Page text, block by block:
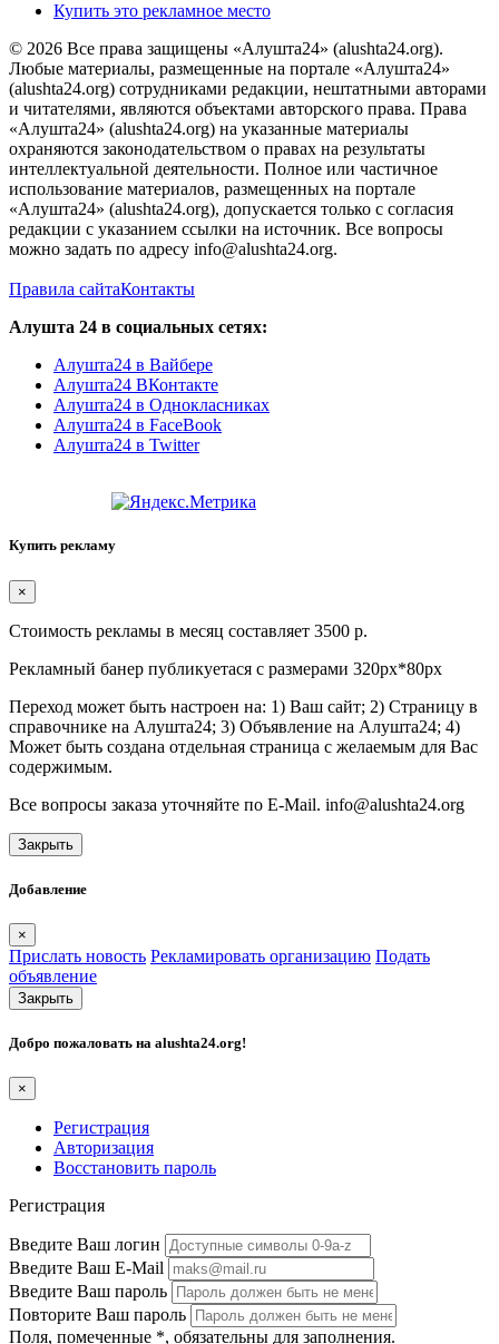
Купить это рекламное место
© 2026 Все права защищены «Алушта24» (alushta24.org).
Любые материалы, размещенные на портале «Алушта24»
(alushta24.org) сотрудниками редакции, нештатными авторами
и читателями, являются объектами авторского права. Права
«Алушта24» (alushta24.org) на указанные материалы
охраняются законодательством о правах на результаты
интеллектуальной деятельности. Полное или частичное
использование материалов, размещенных на портале
«Алушта24» (alushta24.org), допускается только с согласия
редакции с указанием ссылки на источник. Все вопросы
можно задать по адресу info@alushta24.org.
Правила сайтаКонтакты
Алушта 24 в социальных сетях:
Алушта24 в Вайбере
Алушта24 ВКонтакте
Алушта24 в Однокласниках
Алушта24 в FaceBook
Алушта24 в Twitter
Купить рекламу
×
Стоимость рекламы в месяц составляет 3500 р.
Рекламный банер публикуетася с размерами 320px*80px
Переход может быть настроен на: 1) Ваш сайт; 2) Страницу в
справочнике на Алушта24; 3) Объявление на Алушта24; 4)
Может быть создана отдельная страница с желаемым для Вас
содержимым.
Все вопросы заказа уточняйте по E-Mail. info@alushta24.org
Закрыть
Добавление
×
Прислать новость Рекламировать организацию Подать
объявление
Закрыть
Добро пожаловать на alushta24.org!
×
Регистрация
Авторизация
Восстановить пароль
Регистрация
Введите Ваш логин
Введите Ваш E-Mail
Введите Ваш пароль
Повторите Ваш пароль
Поля, помеченные *, обязательны для заполнения.